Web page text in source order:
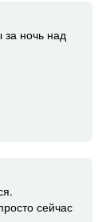
за ночь над
сейчас